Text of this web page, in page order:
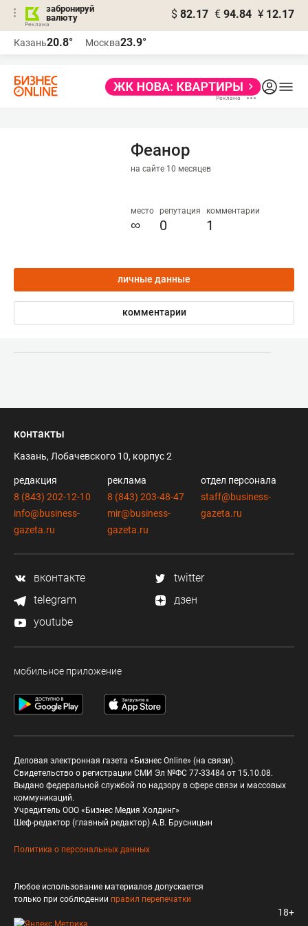
забронируй
валюту
$ 82.17 € 94.84 ¥ 12.17
Казань20.8° Москва23.9°
Феанор
на сайте 10 месяцев
место
∞
репутация
0
комментарии
1
личные данные
комментарии
контакты
Казань, Лобачевского 10, корпус 2
редакция
8 (843) 202-12-10
info@business-
gazeta.ru
реклама
8 (843) 203-48-47
mir@business-
gazeta.ru
отдел персонала
staff@business-
gazeta.ru
вконтакте
twitter
telegram
дзен
youtube
мобильное приложение
Деловая электронная газета «Бизнес Online» (на связи).
Свидетельство о регистрации СМИ Эл №ФС 77-33484 от 15.10.08.
Выдано федеральной службой по надзору в сфере связи и массовых
коммуникаций.
Учредитель ООО «Бизнес Медия Холдинг»
Шеф-редактор (главный редактор) А.В. Брусницын
Политика о персональных данных
Любое использование материалов допускается
только при соблюдении правил перепечатки
18+